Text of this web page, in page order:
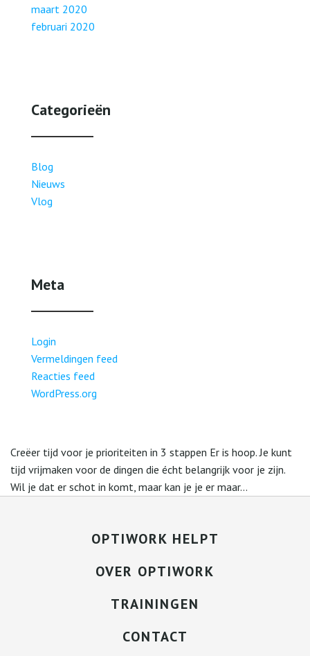
maart 2020
februari 2020
Categorieën
Blog
Nieuws
Vlog
Meta
Login
Vermeldingen feed
Reacties feed
WordPress.org
Creëer tijd voor je prioriteiten in 3 stappen Er is hoop. Je kunt
tijd vrijmaken voor de dingen die écht belangrijk voor je zijn.
Wil je dat er schot in komt, maar kan je je er maar...
OPTIWORK HELPT
OVER OPTIWORK
TRAININGEN
CONTACT